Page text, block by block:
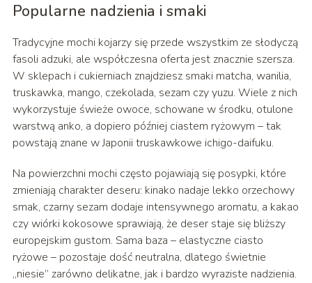
Popularne nadzienia i smaki
Tradycyjne mochi kojarzy się przede wszystkim ze słodyczą
fasoli adzuki, ale współczesna oferta jest znacznie szersza.
W sklepach i cukierniach znajdziesz smaki matcha, wanilia,
truskawka, mango, czekolada, sezam czy yuzu. Wiele z nich
wykorzystuje świeże owoce, schowane w środku, otulone
warstwą anko, a dopiero później ciastem ryżowym – tak
powstają znane w Japonii truskawkowe ichigo-daifuku.
Na powierzchni mochi często pojawiają się posypki, które
zmieniają charakter deseru: kinako nadaje lekko orzechowy
smak, czarny sezam dodaje intensywnego aromatu, a kakao
czy wiórki kokosowe sprawiają, że deser staje się bliższy
europejskim gustom. Sama baza – elastyczne ciasto
ryżowe – pozostaje dość neutralna, dlatego świetnie
„niesie” zarówno delikatne, jak i bardzo wyraziste nadzienia.